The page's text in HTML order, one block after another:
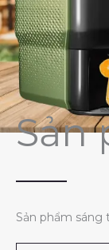
Sản
Sản phẩm sáng